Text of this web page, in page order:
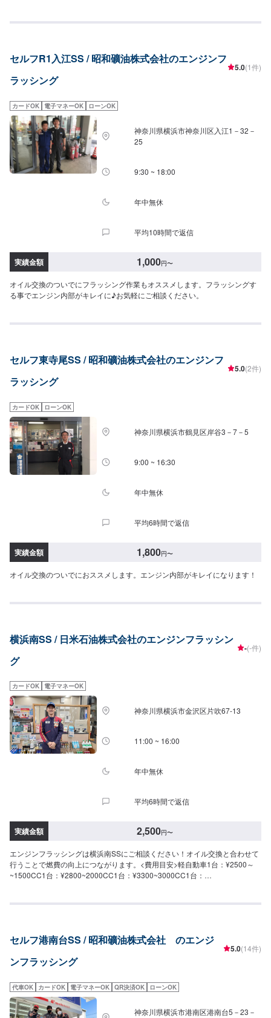
セルフR1入江SS / 昭和礦油株式会社のエンジンフ
ラッシング
5.0(1件)
カードOK 電子マネーOK ローンOK
神奈川県横浜市神奈川区入江1－32－
25
9:30 ~ 18:00
年中無休
平均10時間で返信
実績金額 1,000円〜
オイル交換のついでにフラッシング作業もオススメします。フラッシングす
る事でエンジン内部がキレイに♪お気軽にご相談ください。
セルフ東寺尾SS / 昭和礦油株式会社のエンジンフ
ラッシング
5.0(2件)
カードOK ローンOK
神奈川県横浜市鶴見区岸谷3－7－5
9:00 ~ 16:30
年中無休
平均6時間で返信
実績金額 1,800円〜
オイル交換のついでにおススメします。エンジン内部がキレイになります！
横浜南SS / 日米石油株式会社のエンジンフラッシン
グ
-(-件)
カードOK 電子マネーOK
神奈川県横浜市金沢区片吹67-13
11:00 ~ 16:00
年中無休
平均6時間で返信
実績金額 2,500円〜
エンジンフラッシングは横浜南SSにご相談ください！オイル交換と合わせて
行うことで燃費の向上につながります。<費用目安>軽自動車1台：¥2500～
~1500CC1台：¥2800~2000CC1台：¥3300~3000CC1台：
セルフ港南台SS / 昭和礦油株式会社 のエンジ
ンフラッシング
5.0(14件)
代車OK カードOK 電子マネーOK QR決済OK ローンOK
神奈川県横浜市港南区港南台5－23－